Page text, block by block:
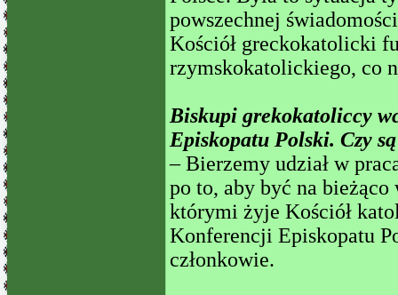
powszechnej
Kościół greckokatolicki
rzymskokatolickiego, co
Biskupi grekokatoliccy
Episkopatu Polski. Czy
– Bierzemy udział w
po to, aby być na
którymi żyje Kościół
Konferencji Episkopatu
członkowie.